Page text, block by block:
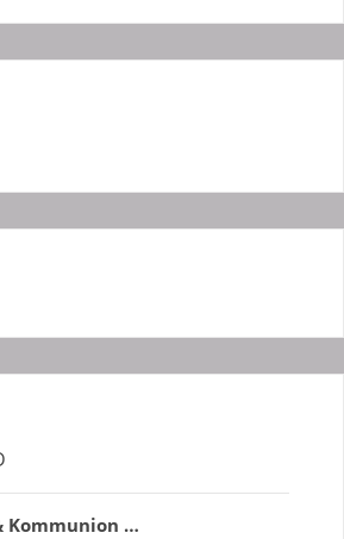
Kommunion …